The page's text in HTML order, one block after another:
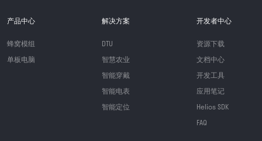
产品中心
蜂窝模组
单板电脑
解决方案
DTU
智慧农业
智能穿戴
智能电表
智能定位
开发者中心
资源下载
文档中心
开发工具
应用笔记
Helios SDK
FAQ